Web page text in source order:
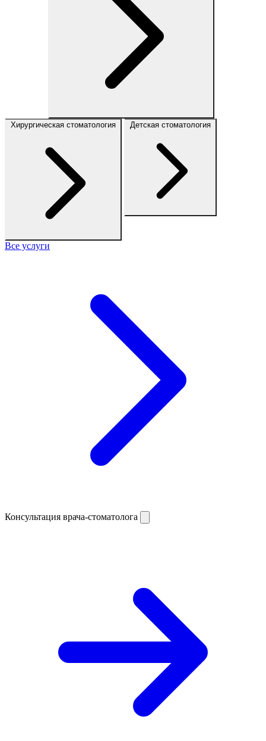
Хирургическая стоматология Детская стоматология
Все услуги
Консультация врача-стоматолога